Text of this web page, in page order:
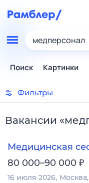
медперсонал
Поиск Картинки
Фильтры
Вакансии «
Медицинская
80 000–90 000 ₽
16 июля 2026 Москва